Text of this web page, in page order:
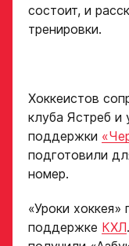
состоит, и
тренировки.
Хоккеистов
клуба Ястреб и
поддержки
подготовили
номер.
«Уроки хоккея»
поддержке КХЛ
Амплуа игрока
ФИО законного
представителя
законного
представителя
Если
свяжемся с